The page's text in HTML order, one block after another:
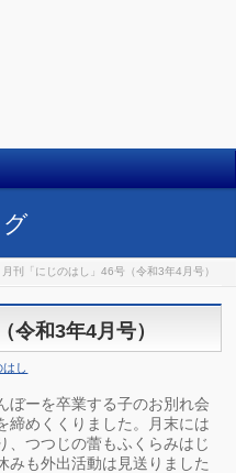
月刊「にじのはし」46号（令和3年4月号）
令和3年4月号）
はし
ぼーを卒業する子のお別れ会
締めくくりました。月末には
、つつじの蕾もふくらみはじ
みも外出活動は見送りました